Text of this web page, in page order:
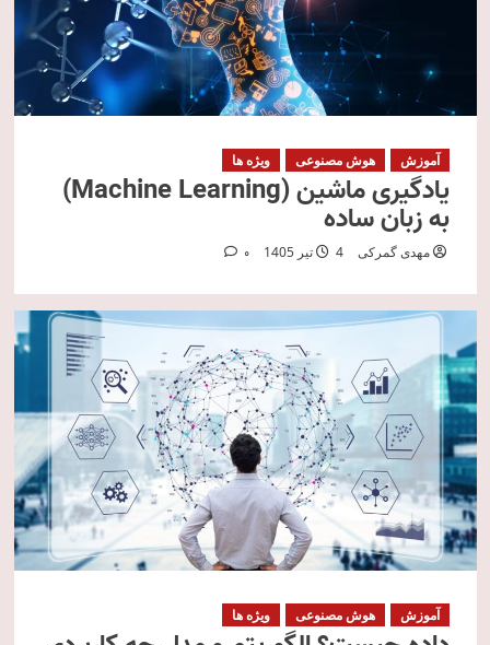
آموزش هوش مصنوعی ویژه ها
یادگیری ماشین (Machine Learning)
به زبان ساده
مهدی گمرکی 4 تیر 1405 0
آموزش هوش مصنوعی ویژه ها